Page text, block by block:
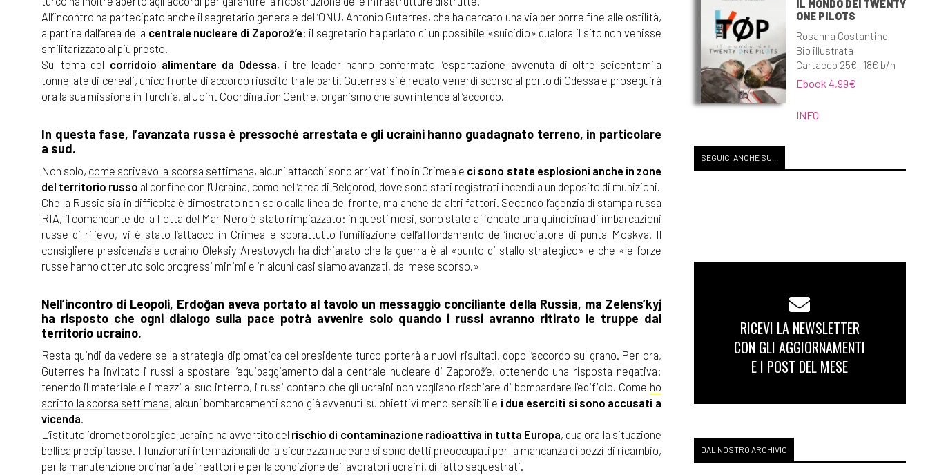
All’incontro ha partecipato anche il segretario generale dell’ONU, Antonio Guterres, che ha cercato una via per porre fine alle ostilità,
a partire dall’area della centrale nucleare di Zaporož’e: il segretario ha parlato di un possibile «suicidio» qualora il sito non venisse
smilitarizzato al più presto.
Sul tema del corridoio alimentare da Odessa, i tre leader hanno confermato l’esportazione avvenuta di oltre seicentomila
tonnellate di cereali, unico fronte di accordo riuscito tra le parti. Guterres si è recato venerdì scorso al porto di Odessa e proseguirà
ora la sua missione in Turchia, al Joint Coordination Centre, organismo che sovrintende all’accordo.
In questa fase, l’avanzata russa è pressoché arrestata e gli ucraini hanno guadagnato terreno, in particolare
a sud.
Non solo, come scrivevo la scorsa settimana, alcuni attacchi sono arrivati fino in Crimea e ci sono state esplosioni anche in zone
del territorio russo al confine con l’Ucraina, come nell’area di Belgorod, dove sono stati registrati incendi a un deposito di munizioni.
Che la Russia sia in difficoltà è dimostrato non solo dalla linea del fronte, ma anche da altri fattori. Secondo l’agenzia di stampa russa
RIA, il comandante della flotta del Mar Nero è stato rimpiazzato: in questi mesi, sono state affondate una quindicina di imbarcazioni
russe di rilievo, vi è stato l’attacco in Crimea e soprattutto l’umiliazione dell’affondamento dell’incrociatore di punta Moskva. Il
consigliere presidenziale ucraino Oleksiy Arestovych ha dichiarato che la guerra è al «punto di stallo strategico» e che «le forze
russe hanno ottenuto solo progressi minimi e in alcuni casi siamo avanzati, dal mese scorso.»
Nell’incontro di Leopoli, Erdoğan aveva portato al tavolo un messaggio conciliante della Russia, ma Zelens’kyj
ha risposto che ogni dialogo sulla pace potrà avvenire solo quando i russi avranno ritirato le truppe dal
territorio ucraino.
Resta quindi da vedere se la strategia diplomatica del presidente turco porterà a nuovi risultati, dopo l’accordo sul grano. Per ora,
Guterres ha invitato i russi a spostare l’equipaggiamento dalla centrale nucleare di Zaporož’e, ottenendo una risposta negativa:
tenendo il materiale e i mezzi al suo interno, i russi contano che gli ucraini non vogliano rischiare di bombardare l’edificio. Come ho
scritto la scorsa settimana, alcuni bombardamenti sono già avvenuti su obiettivi meno sensibili e i due eserciti si sono accusati a
vicenda
L’istituto idrometeorologico ucraino ha avvertito del rischio di contaminazione radioattiva in tutta Europa, qualora la situazione
bellica precipitasse. I funzionari internazionali della sicurezza nucleare si sono detti preoccupati per la mancanza di pezzi di ricambio,
per la manutenzione ordinaria dei reattori e per la condizione dei lavoratori ucraini, di fatto sequestrati.
IL MONDO DEI TWENTY
ONE PILOTS
Rosanna Costantino
Bio illustrata
Cartaceo 25€ | 18€ b/n
Ebook 4,99€
INFO
SEGUICI ANCHE SU...
RICEVI LA NEWSLETTER
CON GLI AGGIORNAMENTI
E I POST DEL MESE
DAL NOSTRO ARCHIVIO